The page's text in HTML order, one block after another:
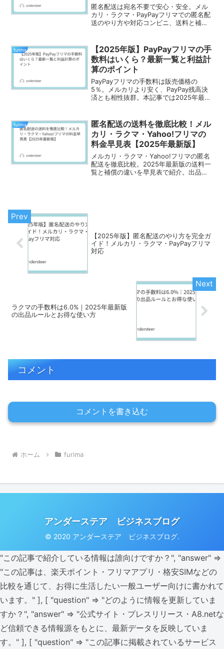
匿名配送は宛名不要で安心・安全。メル
カリ・ラクマ・PayPayフリマでの匿名配
送のやり方や対応コンビニ、送料と補償
furima
【2025年版】PayPayフリマの手
数料はいくら？最新一覧と利益計
算のポイント
PayPayフリマの手数料は販売価格の
5％。メルカリより安く、PayPay残高決
済とも相性抜群。本記事では2025年最新
furima
匿名配送の送料を徹底比較！メル
カリ・ラクマ・Yahoo!フリマの
料金早見表【2025年最新版】
メルカリ・ラクマ・Yahoo!フリマの匿名
配送を徹底比較。2025年最新版の送料一
覧と補償の違いを早見表で紹介。出品者
【2025年版】匿名配送のやり方を完全ガ
イド！メルカリ・ラクマ・PayPayフリマ
対応
ラクマの手数料は6.0%｜2025年最新版
の出品ルールとお得な使い方
コメント
コメントを書き込む
ホーム furima
アンダーステア ビジネスブログ
© 2020 アンダーステア ビジネスブログ.
"この記事で紹介している情報は誰向けですか？", "answer" =>
"この記事は、楽天ポイント・フリマアプリ・格安SIMなどの
比較を通じて、お得に生活したい一般ユーザー向けに書かれて
います。" ], [ "question" => "どのように情報を更新していま
すか？", "answer" => "公式サイト・プレスリリース・A8.netな
ど信頼できる情報源をもとに、最新データを反映していま
す。" ], [ "question" => "この記事に掲載されているサービス